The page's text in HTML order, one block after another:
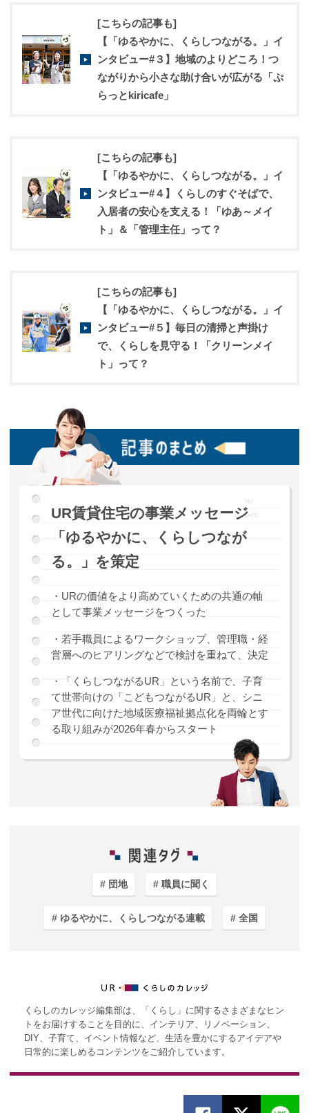
[こちらの記事も]
【「ゆるやかに、くらしつながる。」イ
ンタビュー#３】地域のよりどころ！つ
ながりから小さな助け合いが広がる「ぷ
らっとkiricafe」
[こちらの記事も]
【「ゆるやかに、くらしつながる。」イ
ンタビュー#４】くらしのすぐそばで、
入居者の安心を支える！「ゆあ～メイ
ト」＆「管理主任」って？
[こちらの記事も]
【「ゆるやかに、くらしつながる。」イ
ンタビュー#５】毎日の清掃と声掛け
で、くらしを見守る！「クリーンメイ
ト」って？
UR賃貸住宅の事業メッセージ
「ゆるやかに、くらしつなが
る。」を策定
・URの価値をより高めていくための共通の軸
として事業メッセージをつくった
・若手職員によるワークショップ、管理職・経
営層へのヒアリングなどで検討を重ねて、決定
・「くらしつながるUR」という名前で、子育
て世帯向けの「こどもつながるUR」と、シニ
ア世代に向けた地域医療福祉拠点化を両輪とす
る取り組みが2026年春からスタート
団地 職員に聞く
ゆるやかに、くらしつながる連載 全国
くらしのカレッジ編集部は、「くらし」に関するさまざまなヒン
トをお届けすることを目的に、インテリア、リノベーション、
DIY、子育て、イベント情報など、生活を豊かにするアイデアや
日常的に楽しめるコンテンツをご紹介しています。